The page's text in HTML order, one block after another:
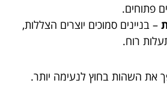
פתוחים.
– בניינים סמוכים יוצרים הצללות,
רוח.
את השהות בחוץ לנעימה יותר.